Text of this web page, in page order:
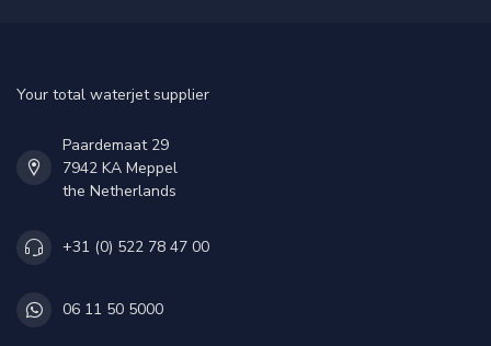
Your total waterjet supplier
Paardemaat 29
7942 KA Meppel
the Netherlands
+31 (0) 522 78 47 00
06 11 50 5000